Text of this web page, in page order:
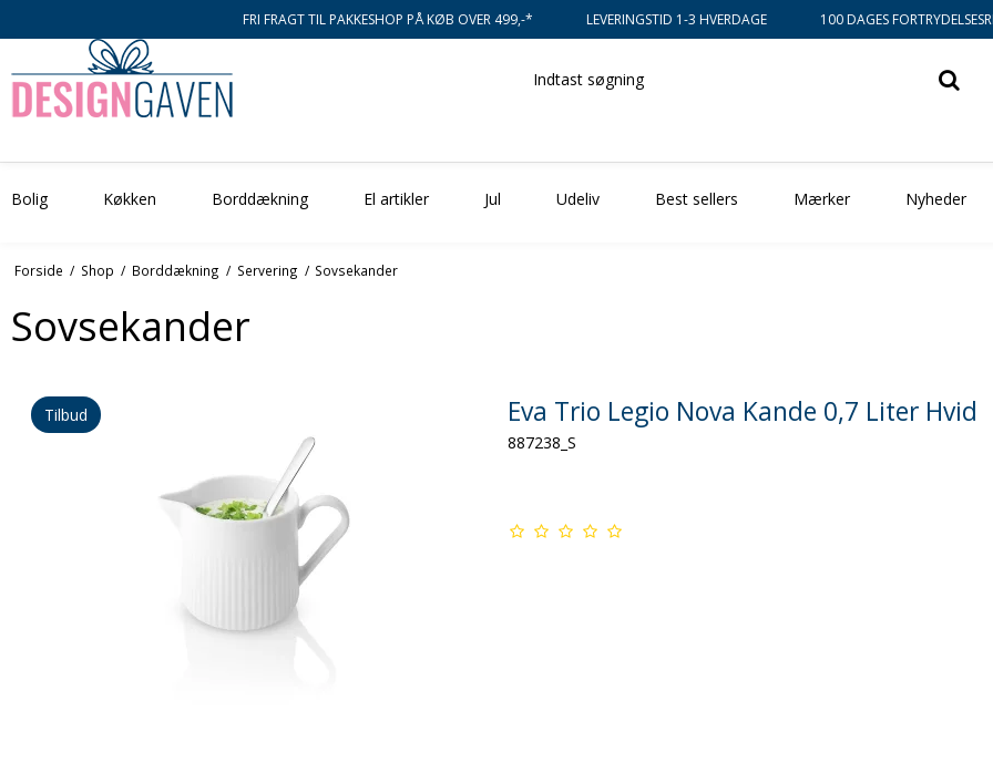
FRI FRAGT TIL PAKKESHOP PÅ KØB OVER 499,-* LEVERINGSTID 1-3 HVERDAGE 100 DAGES
Bolig Køkken Borddækning El artikler Jul Udeliv Best sellers Mærker Nyheder
Forside / Shop / Borddækning / Servering / Sovsekander
Sovsekander
Tilbud Eva Trio Legio Nova Kande 0,7 Liter Hvid
887238_S